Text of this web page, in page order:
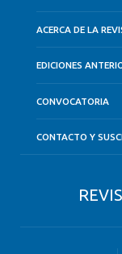
ACERCA DE LA
EDICIONES
CONVOCATORIA
CONTACTO Y